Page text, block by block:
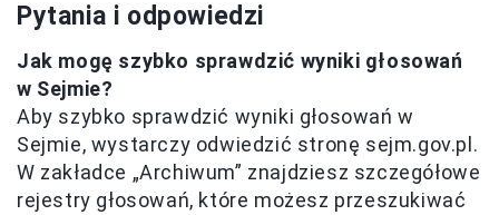
Pytania i odpowiedzi
Jak mogę szybko sprawdzić wyniki głosowań
w Sejmie?
Aby szybko sprawdzić wyniki głosowań w
Sejmie, wystarczy odwiedzić stronę sejm.gov.pl.
W zakładce „Archiwum” znajdziesz szczegółowe
rejestry głosowań, które możesz przeszukiwać